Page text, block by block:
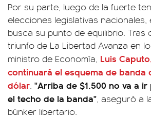
Por su parte, luego de la fuerte
elecciones legislativas
busca su punto de equilibrio. Tras
triunfo de La Libertad Avanza en
ministro de Economía, Luis Caputo
continuará el esquema de banda
dólar. "Arriba de $1.500 no va a
el techo de la banda", aseguró a
búnker libertario.